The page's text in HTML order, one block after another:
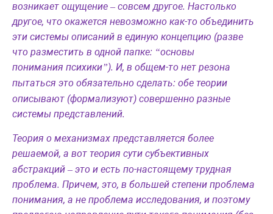
возникает ощущение – совсем другое. Настолько
другое, что окажется невозможно как-то объединить
эти системы описаний в единую концепцию (разве
что разместить в одной папке: “основы
понимания психики”). И, в общем-то нет резона
пытаться это обязательно сделать: обе теории
описывают (формализуют) совершенно разные
системы представлений.
Теория о механизмах представляется более
решаемой, а вот теория сути субъективных
абстракций – это и есть по-настоящему трудная
проблема. Причем, это, в большей степени проблема
понимания, а не проблема исследования, и поэтому